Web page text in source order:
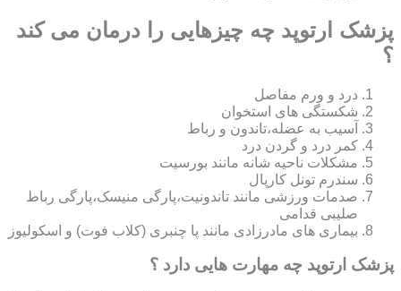
پزشک ارتوپد چه چیزهایی را درمان می کند
؟
درد و ورم مفاصل
شکستگی های استخوان
آسیب به عضله،تاندون و رباط
کمر درد و گردن درد
مشکلات ناحیه شانه مانند بورسیت
سندرم تونل کارپال
صدمات ورزشی مانند تاندونیت،پارگی منیسک،پارگی رباط
صلیبی قدامی
بیماری های مادرزادی مانند پا چنبری (کلاب فوت) و اسکولیوز
پزشک ارتوپد چه مهارت هایی دارد ؟